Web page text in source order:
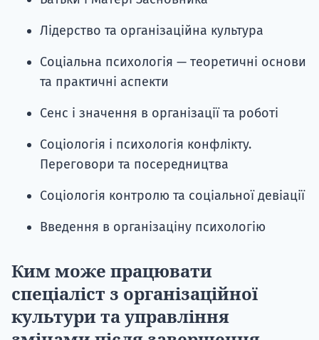
Лідерство та організаційна культура
Соціальна психологія — теоретичні основи
та практичні аспекти
Сенс і значення в організації та роботі
Соціологія і психологія конфлікту.
Переговори та посередництва
Соціологія контролю та соціальної девіації
Введення в організаціну психологію
Ким може працювати
спеціаліст з організаційної
культури та управління